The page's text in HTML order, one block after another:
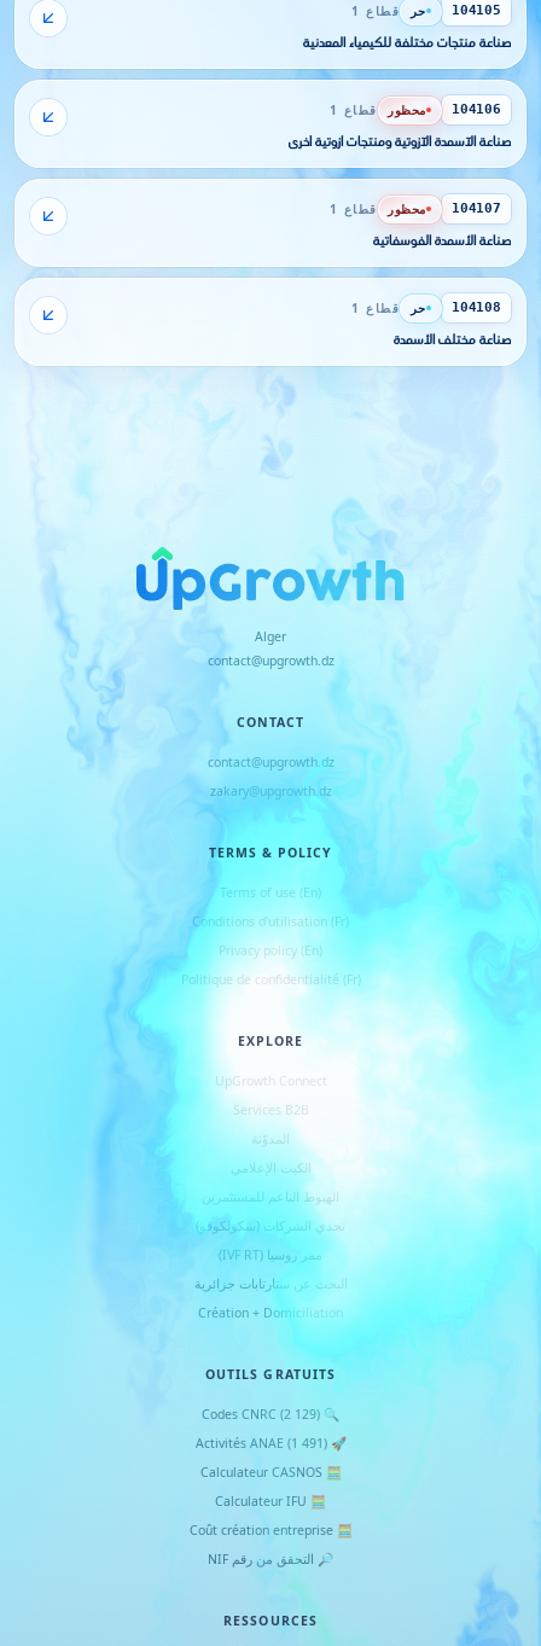
104105 حر قطاع 1
صناعة منتجات مختلفة للكيمياء المعدنية
104106 محظور قطاع 1
صناعة الآسمدة الآزوتية ومنتجات آزوتية أخرى
104107 محظور قطاع 1
صناعة الأسمدة الفوسفاتية
104108 حر قطاع 1
صناعة مختلف الأسمدة
Alger
contact@upgrowth.dz
CONTACT
contact@upgrowth.dz
zakary@upgrowth.dz
TERMS & POLICY
Terms of use (En)
Conditions d 'utilisation (Fr)
Privacy policy (En)
Politique de confidentialité (Fr)
EXPLORE
UpGrowth Connect
Services B2B
المدوّنة
الكيت الإعلامي
الهبوط الناعم للمستثمرين
تحدي الشركات (سكولكوفو)
ممر روسيا (IVF RT)
البحث عن ستارتابات جزائرية
Création + Domiciliation
OUTILS GRATUITS
🔍 Codes CNRC (2 129)
🚀 Activités ANAE (1 491)
🧮 Calculateur CASNOS
🧮 Calculateur IFU
🧮 Coût création entreprise
🔎 التحقق من رقم NIF
RESSOURCES